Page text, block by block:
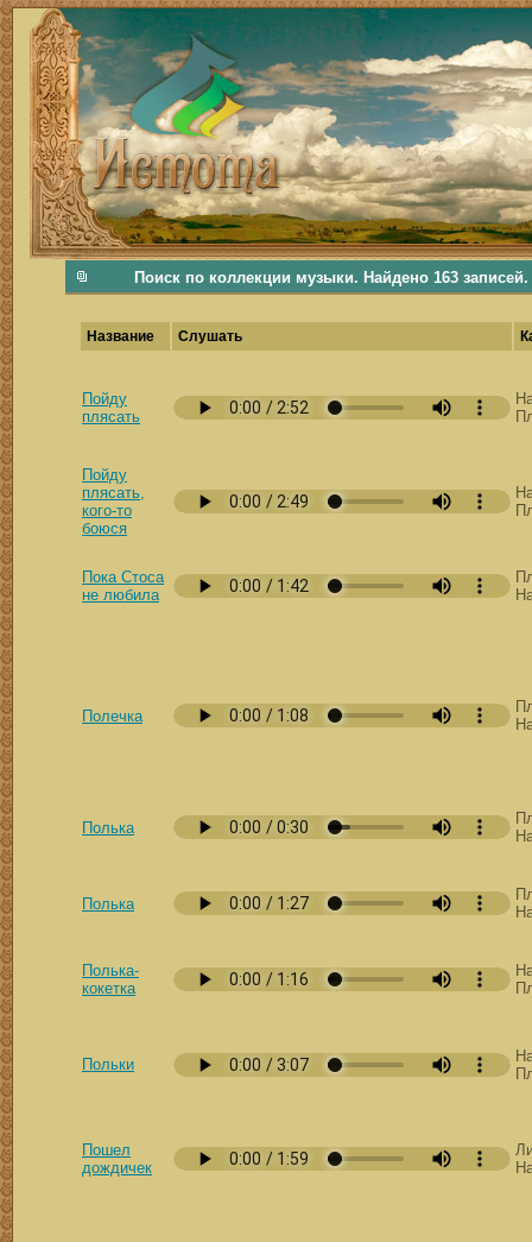
фольклорная музыка, фольклор хороводы бабушки русские народные песни послушать скачать каталог фольклора Поиск музыки, поиск фольклора, искать песни, как пели раньше,
Поиск по коллекции музыки. Найдено 163 записей.
Название Слушать
Пойду
плясать
Пойду
плясать,
кого-то
боюся
Пока Стоса
не любила
Полечка
Полька
Полька
Полька-
кокетка
Польки
Пошел
дождичек